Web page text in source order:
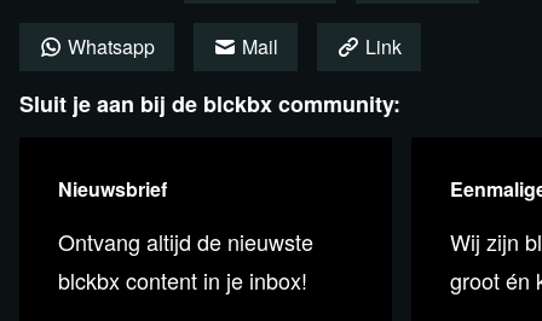
Presentatie:Erwin Taams
filmvertoningen en colleges in
Studio Paradiso!
Whatsapp Mail Link
Sluit je aan bij de blckbx community:
Nieuwsbrief
Ontvang altijd de nieuwste
blckbx content in je inbox!
Wij zijn
groot én